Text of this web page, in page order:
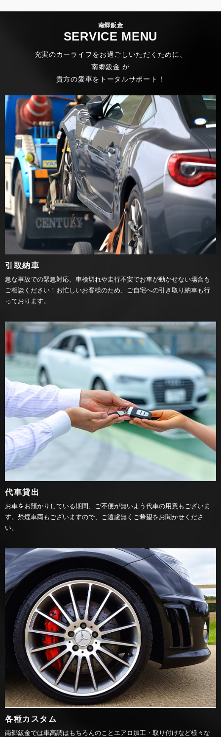
南郷鈑金
SERVICE MENU
充実のカーライフをお過ごしいただくために、
南郷鈑金 が
貴方の愛車をトータルサポート！
引取納車
急な事故での緊急対応、車検切れや走行不安でお車が動かせない場合も
ご相談ください！お忙しいお客様のため、ご自宅への引き取り納車も行
っております。
代車貸出
お車をお預かりしている期間、ご不便が無いよう代車の用意もございま
す。禁煙車両もございますので、ご遠慮無くご希望をお聞かせくださ
い。
各種カスタム
南郷鈑金では車高調はもちろんのことエアロ加工・取り付けなど様々な